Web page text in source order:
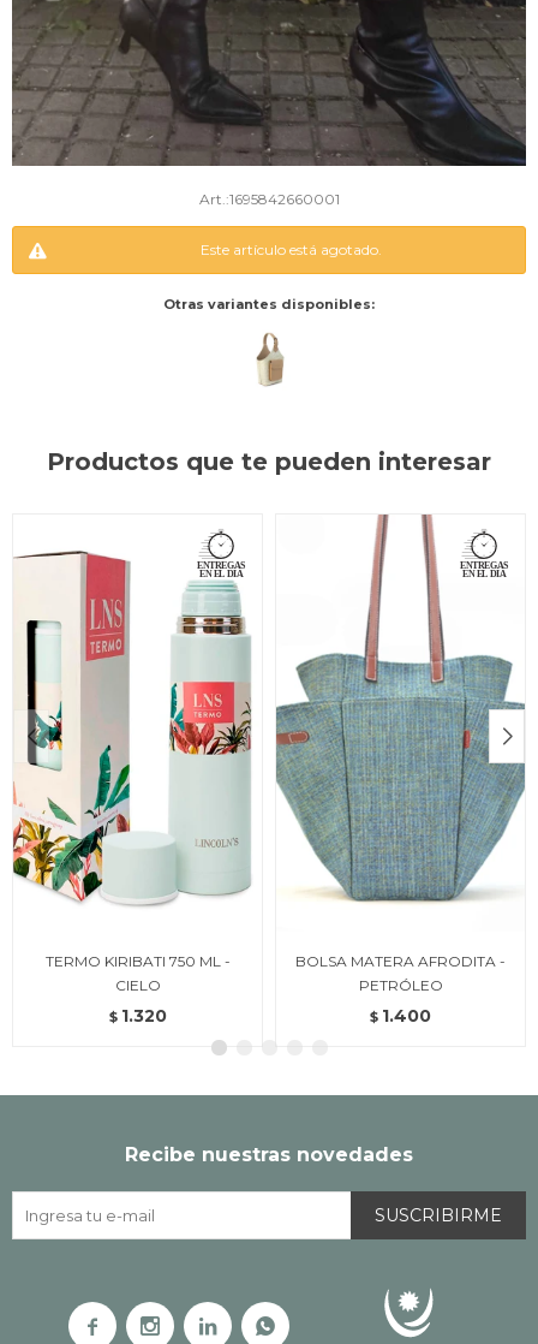
1695842660001
Este artículo está agotado.
Otras variantes disponibles:
Productos que te pueden interesar
TERMO KIRIBATI 750 ML -
CIELO
$ 1.320
BOLSA MATERA AFRODITA -
PETRÓLEO
$ 1.400
Recibe nuestras novedades
SUSCRIBIRME
   